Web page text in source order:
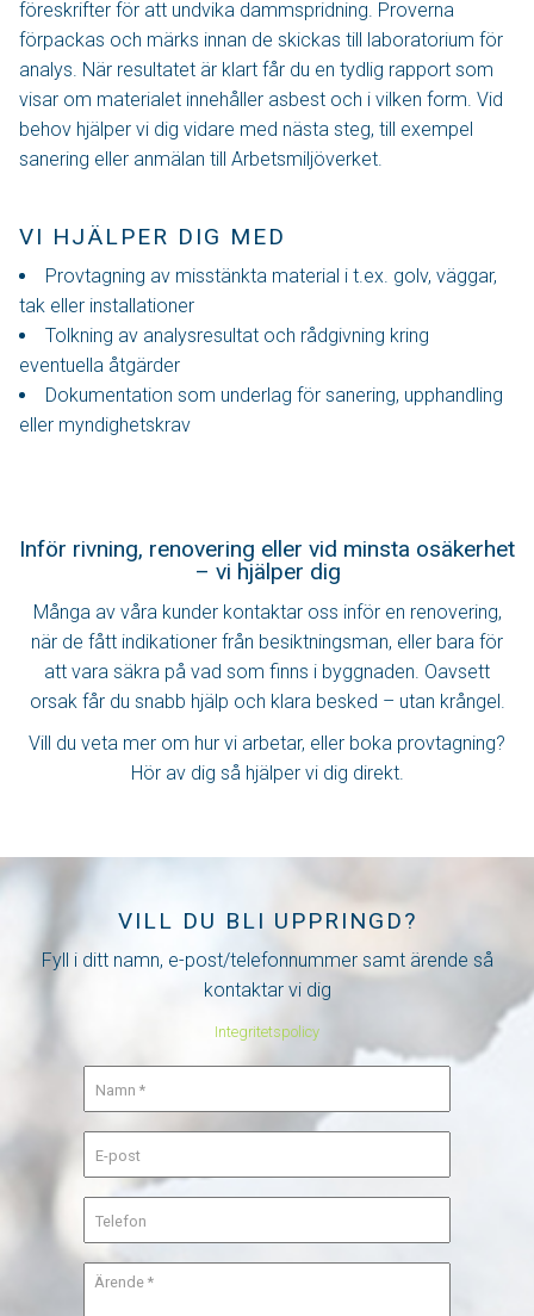
föreskrifter för att undvika dammspridning. Proverna
förpackas och märks innan de skickas till laboratorium för
analys. När resultatet är klart får du en tydlig rapport som
visar om materialet innehåller asbest och i vilken form. Vid
behov hjälper vi dig vidare med nästa steg, till exempel
sanering eller anmälan till Arbetsmiljöverket.
VI HJÄLPER DIG MED
Provtagning av misstänkta material i t.ex. golv, väggar,
tak eller installationer
Tolkning av analysresultat och rådgivning kring
eventuella åtgärder
Dokumentation som underlag för sanering, upphandling
eller myndighetskrav
Inför rivning, renovering eller vid minsta osäkerhet
– vi hjälper dig
Många av våra kunder kontaktar oss inför en renovering,
när de fått indikationer från besiktningsman, eller bara för
att vara säkra på vad som finns i byggnaden. Oavsett
orsak får du snabb hjälp och klara besked – utan krångel.
Vill du veta mer om hur vi arbetar, eller boka provtagning?
Hör av dig så hjälper vi dig direkt.
VILL DU BLI UPPRINGD?
Fyll i ditt namn, e-post/telefonnummer samt ärende så
kontaktar vi dig
Integritetspolicy